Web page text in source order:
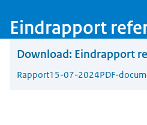
Eindrapport
Download: Eindrapport
Rapport15-07-2024PDF-